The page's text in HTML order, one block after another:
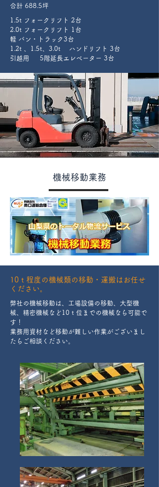
合計 688.5坪
1.5t フォークリフト 2台
2.0t フォークリフト 1台
軽 バン・トラック3台
1.2t 、1.5t、3.0t ハンドリフト 3台
引越用 5階延長エレベーター 3台
機械移動業務
10ｔ程度の機械類の移動・運搬はお任せ
ください。
弊社の機械移動は、工場設備の移動、大型機
械、精密機械など10ｔ位までの機械なら可能で
す！
業務用資材など移動が難しい作業がございまし
たらご相談ください。